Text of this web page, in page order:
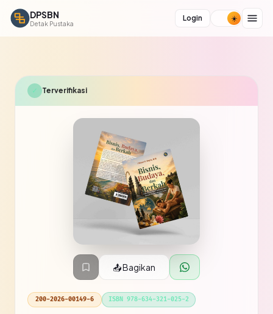
DPSBN
Detak Pustaka
Login
✓ Terverifikasi
📤 Bagikan
200-2026-00149-6 ISBN 978-634-321-025-2